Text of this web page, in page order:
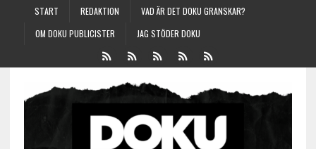
START REDAKTION
VAD ÄR DET DOKU GRANSKAR?
OM DOKU PUBLICISTER
JAG STÖDER DOKU